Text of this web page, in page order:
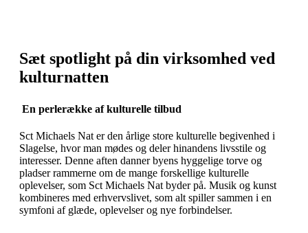
Sæt spotlight på din virksomhed ved
kulturnatten
En perlerække af kulturelle tilbud
Sct Michaels Nat er den årlige store kulturelle begivenhed i
Slagelse, hvor man mødes og deler hinandens livsstile og
interesser. Denne aften danner byens hyggelige torve og
pladser rammerne om de mange forskellige kulturelle
oplevelser, som Sct Michaels Nat byder på. Musik og kunst
kombineres med erhvervslivet, som alt spiller sammen i en
symfoni af glæde, oplevelser og nye forbindelser.